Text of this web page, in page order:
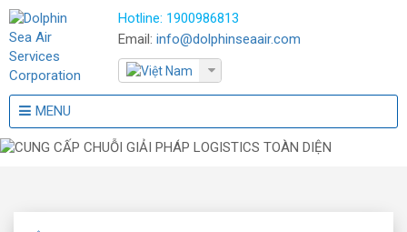
Hotline: 1900986813
Email: info@dolphinseaair.com
MENU